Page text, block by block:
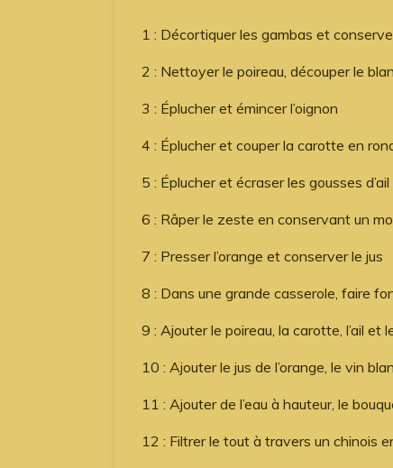
1 : Décortiquer les gambas et
2 : Nettoyer le poireau, découper le
3 : Éplucher et émincer l’oignon
4 : Éplucher et couper la carotte en
5 : Éplucher et écraser les gousses d’ail
6 : Râper le zeste en conservant un
7 : Presser l’orange et conserver le jus
8 : Dans une grande casserole, faire
9 : Ajouter le poireau, la carotte, l’ail
10 : Ajouter le jus de l’orange, le vin
11 : Ajouter de l’eau à hauteur, le
12 : Filtrer le tout à travers un chinois